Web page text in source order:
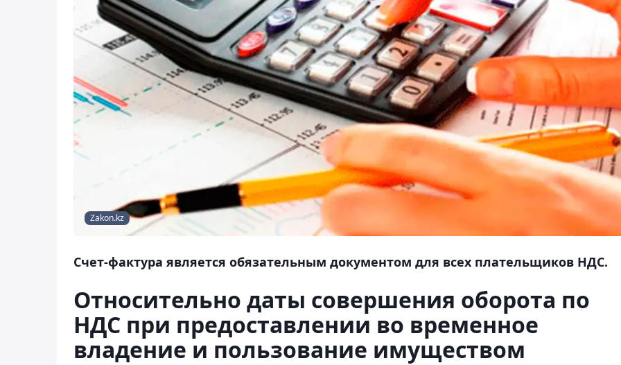
Zakon.kz
Счет-фактура является обязательным документом для всех плательщиков НДС.
Относительно даты совершения оборота по
НДС при предоставлении во временное
владение и пользование имуществом